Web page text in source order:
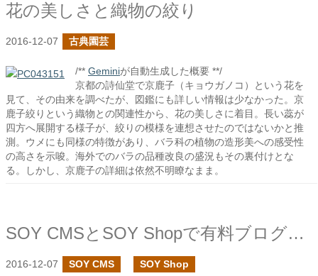
花の美しさと織物の絞り
2016-12-07 古典園芸
/** Geminiが自動生成した概要 **/
京都の詩仙堂で京鹿子（キョウガノコ）という花を
見て、その由来を調べたが、図鑑にも詳しい情報は少なかった。京
鹿子絞りという織物との関連性から、花の美しさに着目。長い蕊が
四方へ展開する様子が、絞りの模様を連想させたのではないかと推
測。ウメにも同様の特徴があり、バラ科の植物の造形美への感受性
の高さを示唆。海外でのバラの品種改良の盛況もその裏付けとな
る。しかし、京鹿子の詳細は依然不明瞭なまま。
SOY CMSとSOY Shopで有料ブログを運営してみよう
2016-12-07 SOY CMS SOY Shop